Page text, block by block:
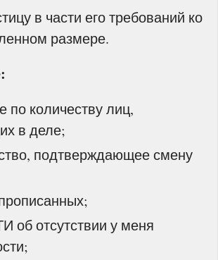
в части его требований ко
размере.
по количеству лиц,
в деле;
подтверждающее смену
об отсутствии у меня